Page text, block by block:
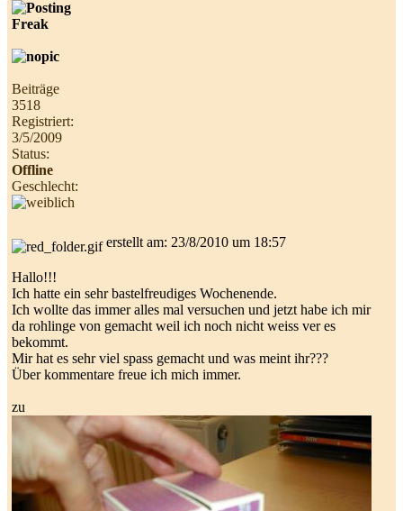
Beiträge
3518
Registriert:
3/5/2009
Status:
Offline
Geschlecht:
erstellt am: 23/8/2010 um 18:57
Hallo!!!
Ich hatte ein sehr bastelfreudiges Wochenende.
Ich wollte das immer alles mal versuchen und jetzt habe ich mir
da rohlinge von gemacht weil ich noch nicht weiss ver es
bekommt.
Mir hat es sehr viel spass gemacht und was meint ihr???
Über kommentare freue ich mich immer.
zu